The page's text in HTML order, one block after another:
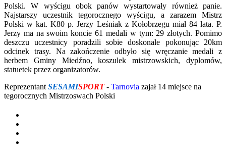
Polski. W wyścigu obok panów wystartowały również panie.
Najstarszy uczestnik tegorocznego wyścigu, a zarazem Mistrz
Polski w kat. K80 p. Jerzy Leśniak z Kołobrzegu miał 84 lata. P.
Jerzy ma na swoim koncie 61 medali w tym: 29 złotych. Pomimo
deszczuuczestnicy poradzili sobie doskonale pokonując 20km
odcinek trasy. Na zakończenie odbyło się wręczanie medali z
herbem Gminy Miedźno, koszulek mistrzowskich, dyplomów,
statuetek przez organizatorów.
Reprezentant SESAMISPORT - Tarnovia zajał 14 miejsce na
tegorocznych Mistrzoswach Polski